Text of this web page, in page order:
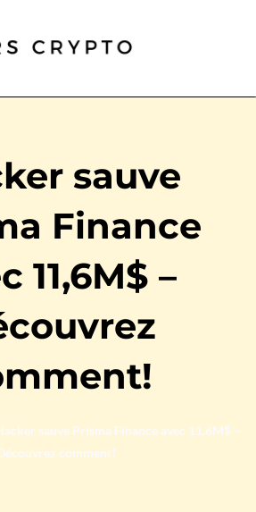
sauve
Finance
11,6M$ –
sauve Prisma Finance avec 11,6M$ –
comment!